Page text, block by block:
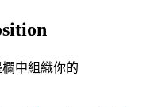
中組織你的